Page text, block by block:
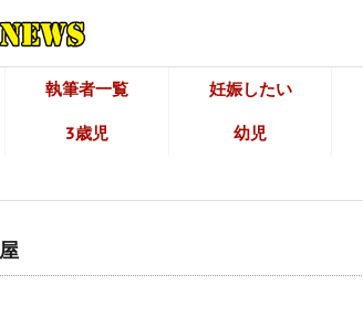
執筆者一覧 妊娠したい
3歳児 幼児